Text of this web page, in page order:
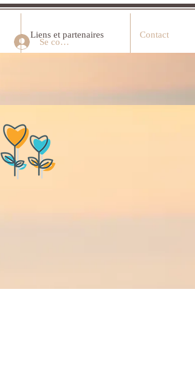
Liens et partenaires Contact
Se connecter